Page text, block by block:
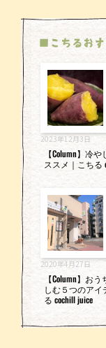
■こちるお
2023年12月3日
【Column】冷
ススメ｜こちる
2020年4月27日
【Column】お
しむ５つのアイ
る cochill juice